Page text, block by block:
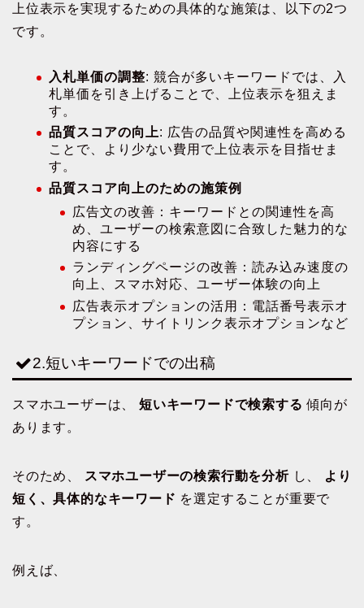
上位表示を実現するための具体的な施策は、以下の2つ
です。
入札単価の調整: 競合が多いキーワードでは、入
札単価を引き上げることで、上位表示を狙えま
す。
品質スコアの向上: 広告の品質や関連性を高める
ことで、より少ない費用で上位表示を目指せま
す。
品質スコア向上のための施策例
広告文の改善：キーワードとの関連性を高
め、ユーザーの検索意図に合致した魅力的な
内容にする
ランディングページの改善：読み込み速度の
向上、スマホ対応、ユーザー体験の向上
広告表示オプションの活用：電話番号表示オ
プション、サイトリンク表示オプションなど
2.短いキーワードでの出稿
スマホユーザーは、 短いキーワードで検索する 傾向が
あります。
そのため、 スマホユーザーの検索行動を分析し、
より
短く、具体的なキーワード を選定することが重要で
す。
例えば、